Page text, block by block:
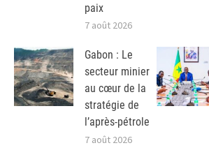
paix
7 août 2026
Gabon : Le
secteur minier
au cœur de la
stratégie de
l’après-pétrole
7 août 2026